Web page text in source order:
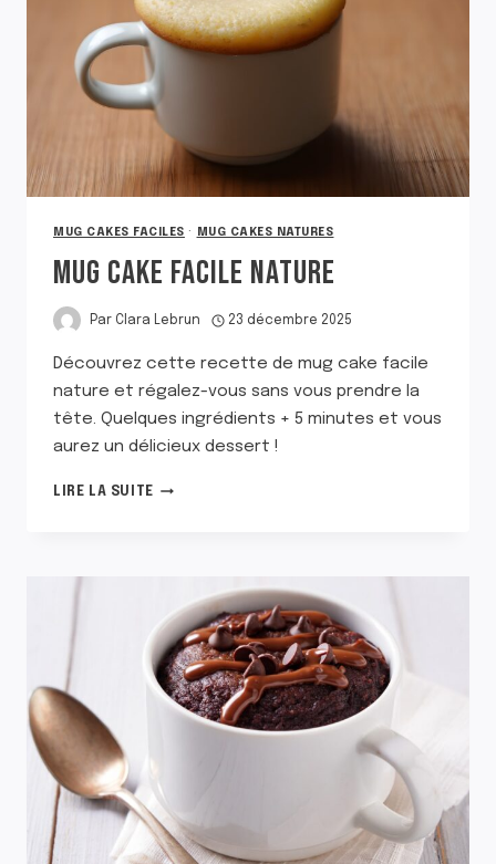
MUG CAKES FACILES · MUG CAKES NATURES
MUG CAKE FACILE NATURE
Par Clara Lebrun 23 décembre 2025
Découvrez cette recette de mug cake facile
nature et régalez-vous sans vous prendre la
tête. Quelques ingrédients + 5 minutes et vous
aurez un délicieux dessert !
LIRE LA SUITEMUG